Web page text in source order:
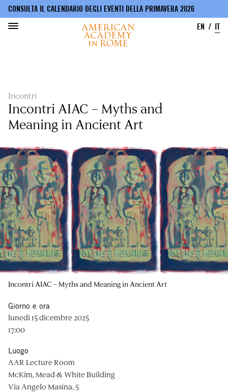
CONSULTA IL CALENDARIO DEGLI EVENTI DELLA PRIMAVERA 2026
EN
IT
Incontri
Incontri AIAC – Myths and
Meaning in Ancient Art
Incontri AIAC – Myths and Meaning in Ancient Art
Giorno e ora
lunedì 15 dicembre 2025
17:00
Luogo
AAR Lecture Room
McKim, Mead & White Building
Via Angelo Masina, 5